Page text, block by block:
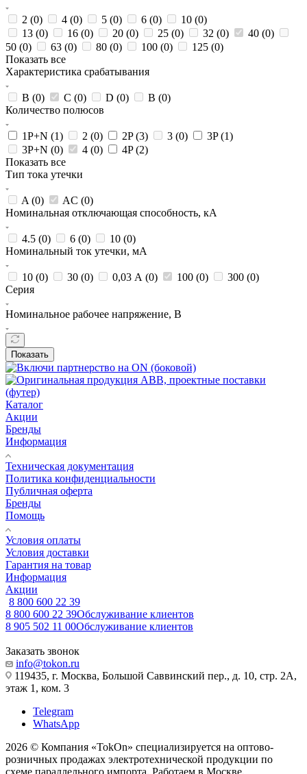
2 (0) 4 (0) 5 (0) 6 (0) 10 (0)
13 (0) 16 (0) 20 (0) 25 (0) 32 (0) 40 (0)
50 (0) 63 (0) 80 (0) 100 (0) 125 (0)
Показать все
Характеристика срабатывания
B (0) C (0) D (0) В (0)
Количество полюсов
1P+N (1) 2 (0) 2P (3) 3 (0) 3P (1)
3P+N (0) 4 (0) 4P (2)
Показать все
Тип тока утечки
A (0) AC (0)
Номинальная отключающая способность, кА
4.5 (0) 6 (0) 10 (0)
Номинальный ток утечки, мА
10 (0) 30 (0) 0,03 А (0) 100 (0) 300 (0)
Серия
Номинальное рабочее напряжение, В
Показать
Каталог
Акции
Бренды
Информация
Техническая документация
Политика конфиденциальности
Публичная оферта
Бренды
Помощь
Условия оплаты
Условия доставки
Гарантия на товар
Информация
Акции
8 800 600 22 39
8 800 600 22 39Обслуживание клиентов
8 905 502 11 00Обслуживание клиентов
Заказать звонок
info@tokon.ru
119435, г. Москва, Большой Саввинский пер., д. 10, стр. 2А,
этаж 1, ком. 3
Telegram
WhatsApp
2026 © Компания «TokOn» специализируется на оптово-
розничных продажах электротехнической продукции по
схеме параллельного импорта. Работаем в Москве,